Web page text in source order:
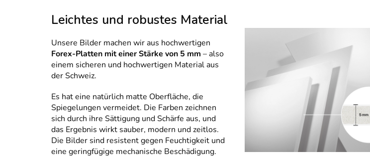
Leichtes und robustes Material
Unsere Bilder machen wir aus hochwertigen
Forex-Platten mit einer Stärke von 5 mm – also
einem sicheren und hochwertigen Material aus
der Schweiz.
Es hat eine natürlich matte Oberfläche, die
Spiegelungen vermeidet. Die Farben zeichnen
sich durch ihre Sättigung und Schärfe aus, und
das Ergebnis wirkt sauber, modern und zeitlos.
Die Bilder sind resistent gegen Feuchtigkeit und
eine geringfügige mechanische Beschädigung.